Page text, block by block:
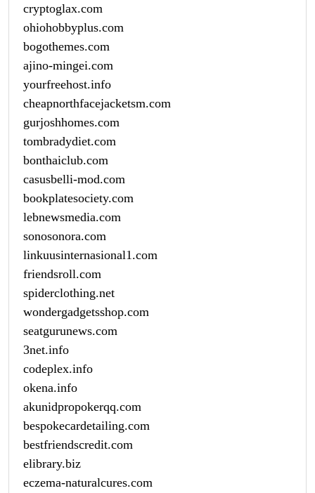
cryptoglax.com
ohiohobbyplus.com
bogothemes.com
ajino-mingei.com
yourfreehost.info
cheapnorthfacejacketsm.com
gurjoshhomes.com
tombradydiet.com
bonthaiclub.com
casusbelli-mod.com
bookplatesociety.com
lebnewsmedia.com
sonosonora.com
linkuusinternasional1.com
friendsroll.com
spiderclothing.net
wondergadgetsshop.com
seatgurunews.com
3net.info
codeplex.info
okena.info
akunidpropokerqq.com
bespokecardetailing.com
bestfriendscredit.com
elibrary.biz
eczema-naturalcures.com